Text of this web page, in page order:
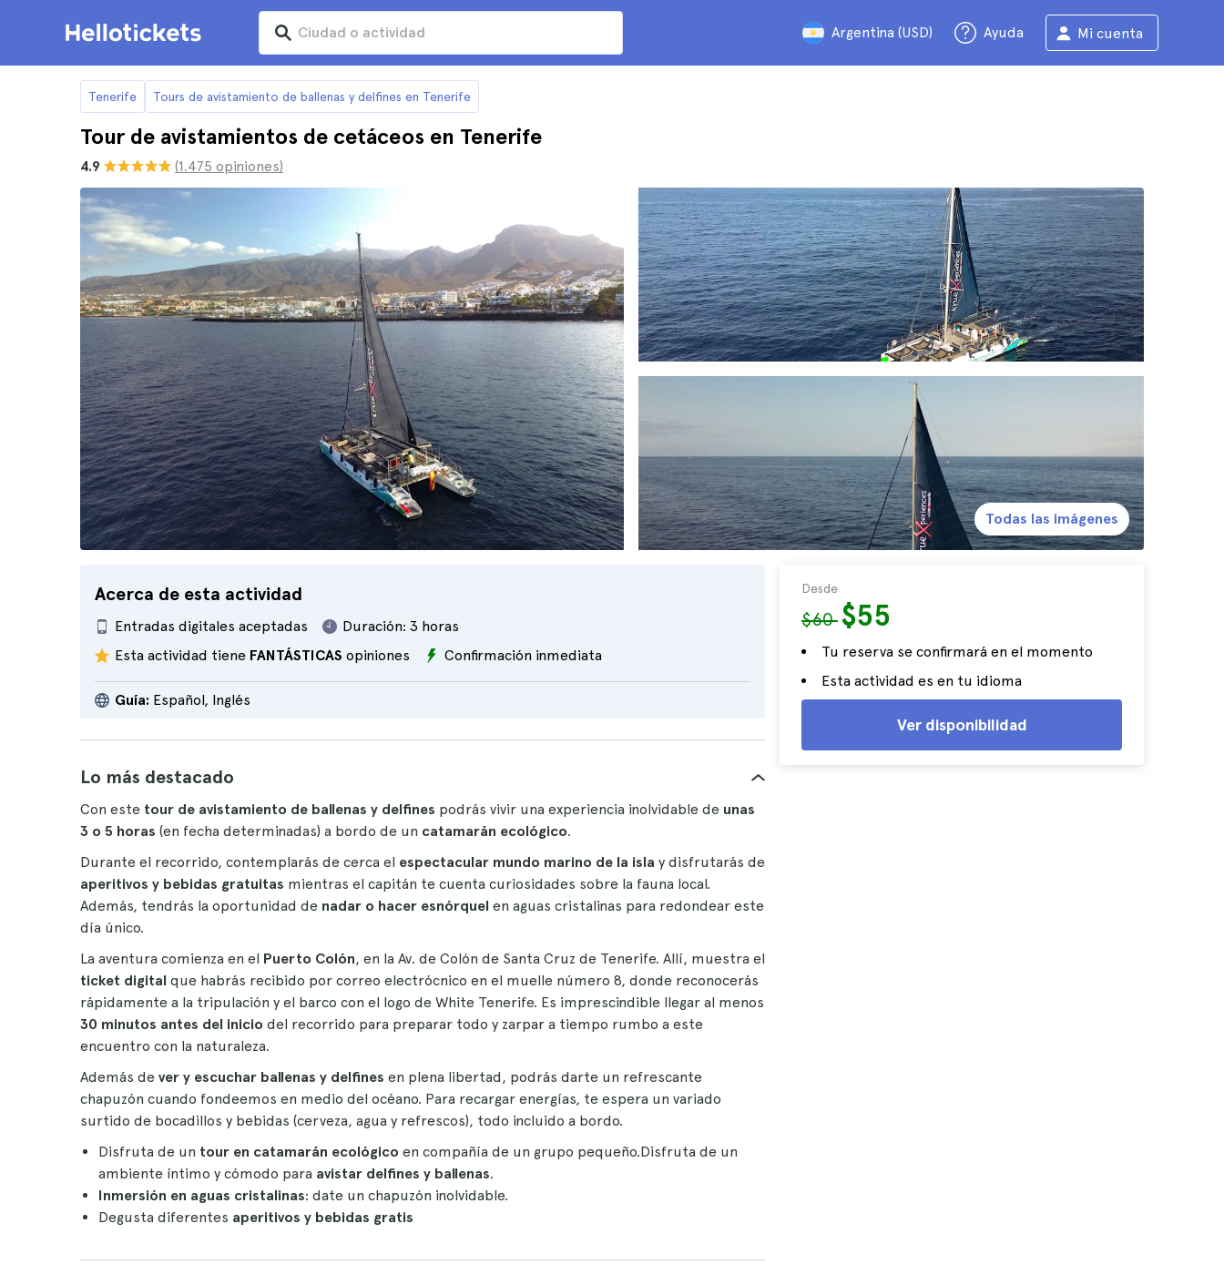
Argentina (USD) Ayuda Mi cuenta
Tenerife Tours de avistamiento de ballenas y delfines en Tenerife
Tour de avistamientos de cetáceos en Tenerife
4.9 (1.475 opiniones)
Acerca de esta actividad
Entradas digitales aceptadas Duración: 3 horas
Esta actividad tiene FANTÁSTICAS opiniones Confirmación inmediata
Guía: Español, Inglés
Desde
$60$55
Tu reserva se confirmará en el momento
Esta actividad es en tu idioma
Ver disponibilidad
Todas las imágenes
Lo más destacado
Con este tour de avistamiento de ballenas y delfines podrás vivir una experiencia inolvidable de unas
3 o 5 horas (en fecha determinadas) a bordo de un catamarán ecológico.
Durante el recorrido, contemplarás de cerca el espectacular mundo marino de la isla y disfrutarás de
aperitivos y bebidas gratuitas mientras el capitán te cuenta curiosidades sobre la fauna local.
Además, tendrás la oportunidad de nadar o hacer esnórquel en aguas cristalinas para redondear este
día único.
La aventura comienza en el Puerto Colón, en la Av. de Colón de Santa Cruz de Tenerife. Allí, muestra el
ticket digital que habrás recibido por correo electrócnico en el muelle número 8, donde reconocerás
rápidamente a la tripulación y el barco con el logo de White Tenerife. Es imprescindible llegar al menos
30 minutos antes del inicio del recorrido para preparar todo y zarpar a tiempo rumbo a este
encuentro con la naturaleza.
Además de ver y escuchar ballenas y delfines en plena libertad, podrás darte un refrescante
chapuzón cuando fondeemos en medio del océano. Para recargar energías, te espera un variado
surtido de bocadillos y bebidas (cerveza, agua y refrescos), todo incluido a bordo.
Disfruta de un tour en catamarán ecológico en compañía de un grupo pequeño.Disfruta de un
ambiente íntimo y cómodo para avistar delfines y ballenas.
Inmersión en aguas cristalinas: date un chapuzón inolvidable.
Degusta diferentes aperitivos y bebidas gratis